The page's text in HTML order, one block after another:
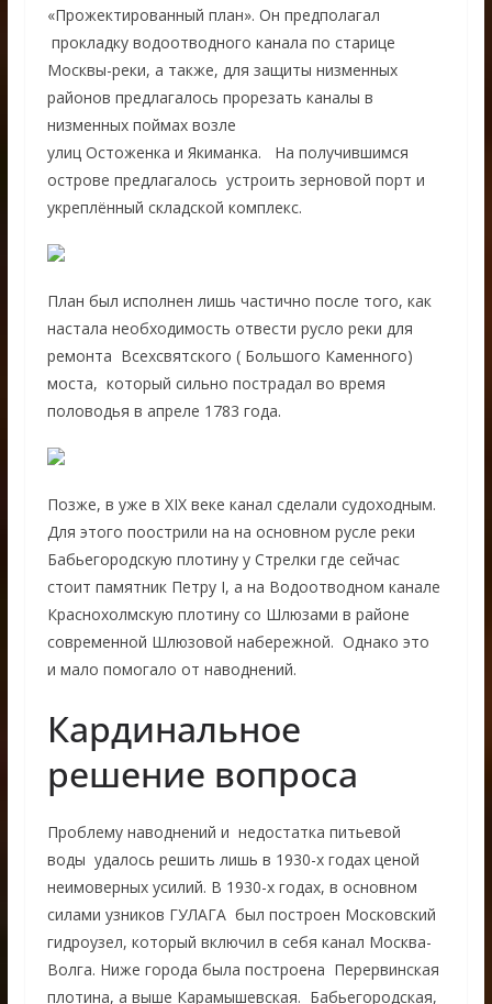
«Прожектированный план». Он предполагал
прокладку водоотводного канала по старице
Москвы-реки, а также, для защиты низменных
районов предлагалось прорезать каналы в
низменных поймах возле
улиц Остоженка и Якиманка. На получившимся
острове предлагалось устроить зерновой порт и
укреплённый складской комплекс.
План был исполнен лишь частично после того, как
настала необходимость отвести русло реки для
ремонта Всехсвятского ( Большого Каменного)
моста, который сильно пострадал во время
половодья в апреле 1783 года.
Позже, в уже в XIX веке канал сделали судоходным.
Для этого поострили на на основном русле реки
Бабьегородскую плотину у Стрелки где сейчас
стоит памятник Петру I, а на Водоотводном канале
Краснохолмскую плотину со Шлюзами в районе
современной Шлюзовой набережной. Однако это
и мало помогало от наводнений.
Кардинальное
решение вопроса
Проблему наводнений и недостатка питьевой
воды удалось решить лишь в 1930-х годах ценой
неимоверных усилий. В 1930-х годах, в основном
силами узников ГУЛАГА был построен Московский
гидроузел, который включил в себя канал Москва-
Волга. Ниже города была построена Перервинская
плотина, а выше Карамышевская. Бабьегородская,